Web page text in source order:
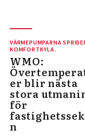
VÄRMEPUMPARNA
KOMFORTKYLA.
WMO:
er blir nästa
stora
för
n